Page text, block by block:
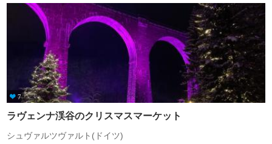
7
ラヴェンナ渓谷のクリスマスマーケット
シュヴァルツヴァルト(ドイツ)